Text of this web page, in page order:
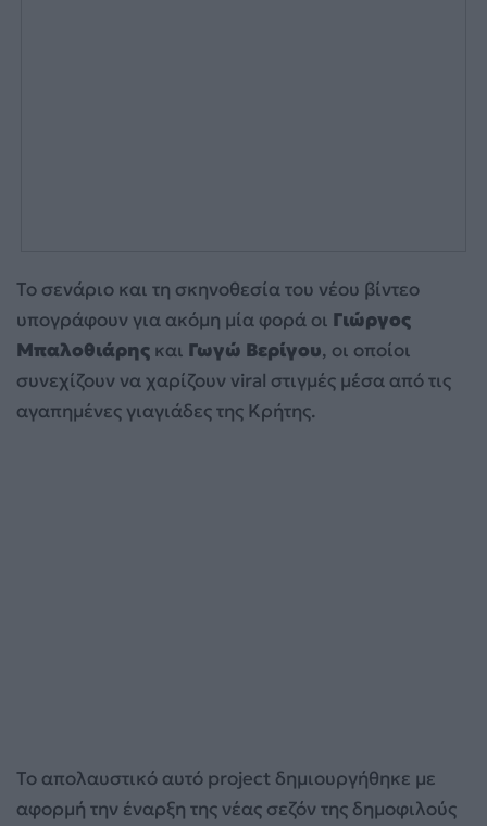
Το σενάριο και τη σκηνοθεσία του νέου βίντεο
υπογράφουν για ακόμη μία φορά οι Γιώργος
Μπαλοθιάρης και Γωγώ Βερίγου, οι οποίοι
συνεχίζουν να χαρίζουν viral στιγμές μέσα από τις
αγαπημένες γιαγιάδες της Κρήτης.
Το απολαυστικό αυτό project δημιουργήθηκε με
αφορμή την έναρξη της νέας σεζόν της δημοφιλούς